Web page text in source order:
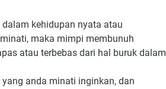
kehidupan nyata atau
maka mimpi membunuh
atau terbebas dari hal buruk dalam
anda minati inginkan, dan